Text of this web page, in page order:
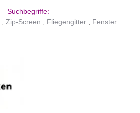
Suchbegriffe:
Zip-Screen Fliegengitter Fenster